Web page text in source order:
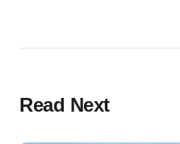
Read Next